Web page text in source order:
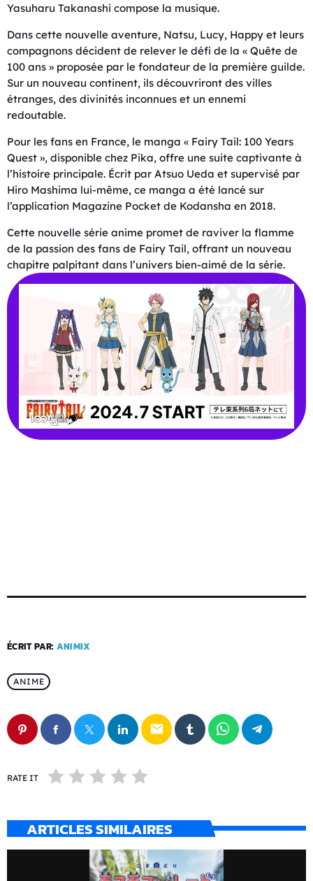
Yasuharu Takanashi compose la musique.
Dans cette nouvelle aventure, Natsu, Lucy, Happy et leurs
compagnons décident de relever le défi de la « Quête de
100 ans » proposée par le fondateur de la première guilde.
Sur un nouveau continent, ils découvriront des villes
étranges, des divinités inconnues et un ennemi
redoutable.
Pour les fans en France, le manga « Fairy Tail: 100 Years
Quest », disponible chez Pika, offre une suite captivante à
l’histoire principale. Écrit par Atsuo Ueda et supervisé par
Hiro Mashima lui-même, ce manga a été lancé sur
l’application Magazine Pocket de Kodansha en 2018.
Cette nouvelle série anime promet de raviver la flamme
de la passion des fans de Fairy Tail, offrant un nouveau
chapitre palpitant dans l’univers bien-aimé de la série.
ÉCRIT PAR: ANIMIX
ANIME
email
RATE IT
ARTICLES SIMILAIRES